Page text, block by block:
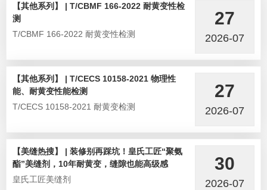
【其他系列】 | T/CBMF 166-2022 耐黄变性检
测
T/CBMF 166-2022 耐黄变性检测
27
2026-07
【其他系列】 | T/CECS 10158-2021 物理性
能、耐黄变性能检测
T/CECS 10158-2021 耐黄变检测
27
2026-07
【美缝热搜】 | 装修别再踩坑！皇氏工匠“聚氨
酯”美缝剂，10年耐黄变，缝隙也能高级感
皇氏工匠美缝剂
30
2026-07